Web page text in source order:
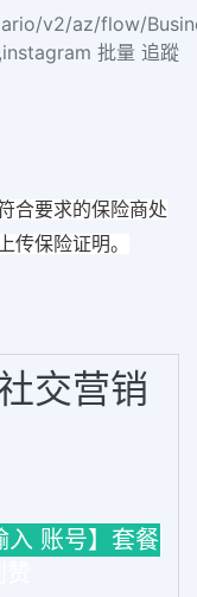
v2/az/flow/
批量 追蹤
合要求的保险商处
传保险证明。
交营销
入 账号】套餐